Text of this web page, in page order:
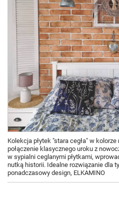
Kolekcja płytek "stara cegła" w
połączenie klasycznego uroku z
w sypialni ceglanymi płytkami,
nutką historii. Idealne rozwiązanie dla
ponadczasowy design, ELKAMINO